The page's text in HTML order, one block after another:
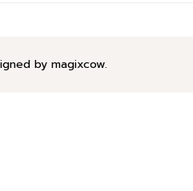
by magixcow.